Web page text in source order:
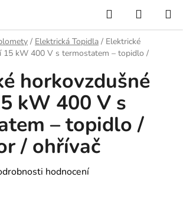
Hledat
KOŠÍK
/ Elektrická Topidla / Elektrické
15 kW 400 V s termostatem – topidlo /
horkovzdušné
kW 400 V s
– topidlo /
/ ohřívač
hodnocení